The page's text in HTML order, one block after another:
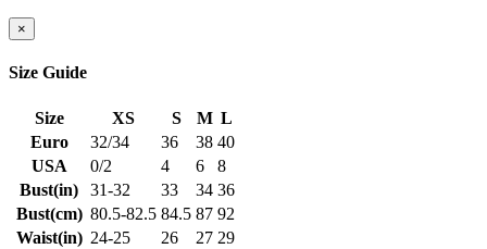
×
Size Guide
Size XS S M L
Euro
32/34 36 38 40
USA
0/2 4 6
8
Bust(in)
31-32 33 34 36
Bust(cm) 80.5-82.5 84.5 87 92
Waist(in) 24-25 26 27 29